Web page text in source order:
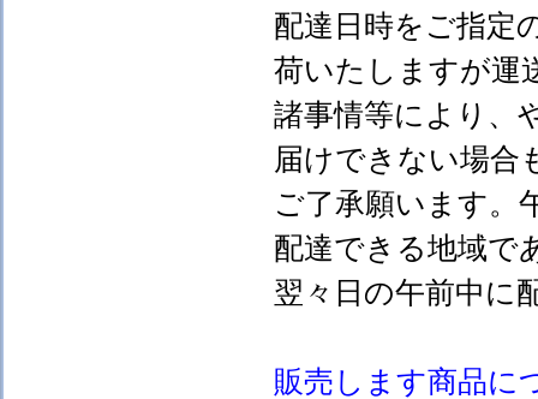
配達日時をご指定
荷いたしますが運
諸事情等により、
届けできない場合
ご了承願います。
配達できる地域で
翌々日の午前中に
販売します商品に